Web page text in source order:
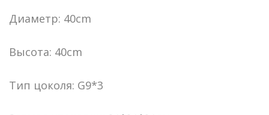
Диаметр: 40cm
Высота: 40cm
Тип цоколя: G9*3